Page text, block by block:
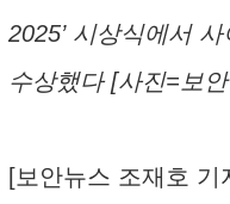
2025’ 시상식에서
수상했다 [사진=보
[보안뉴스 조재호